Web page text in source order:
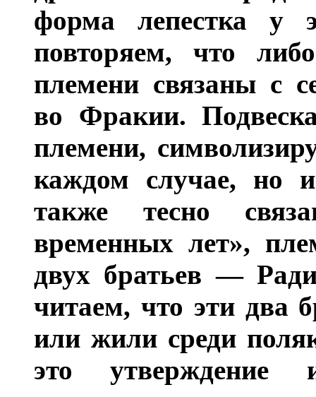
форма лепестка у
повторяем, что
племени связаны с
во Фракии.
племени,
каждом случае, но
также тесно
временных лет»,
двух братьев —
читаем, что эти два
или жили среди
это